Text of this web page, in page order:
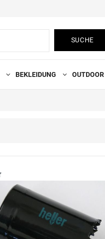
SUCHE
BEKLEIDUNG OUTDOOR